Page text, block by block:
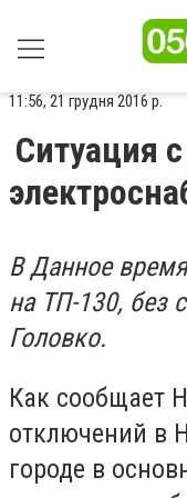
11:56, 21 грудня 2016 р.
Ситуация с
В Данное
на ТП-130, без
Головко.
Как сообщает
отключений в
городе в